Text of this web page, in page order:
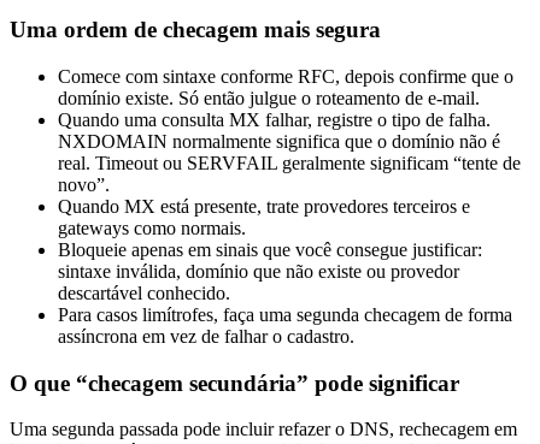
Uma ordem de checagem mais segura
Comece com sintaxe conforme RFC, depois confirme que o
domínio existe. Só então julgue o roteamento de e-mail.
Quando uma consulta MX falhar, registre o tipo de falha.
NXDOMAIN normalmente significa que o domínio não é
real. Timeout ou SERVFAIL geralmente significam “tente de
novo”.
Quando MX está presente, trate provedores terceiros e
gateways como normais.
Bloqueie apenas em sinais que você consegue justificar:
sintaxe inválida, domínio que não existe ou provedor
descartável conhecido.
Para casos limítrofes, faça uma segunda checagem de forma
assíncrona em vez de falhar o cadastro.
O que “checagem secundária” pode significar
Uma segunda passada pode incluir refazer o DNS, rechecagem em